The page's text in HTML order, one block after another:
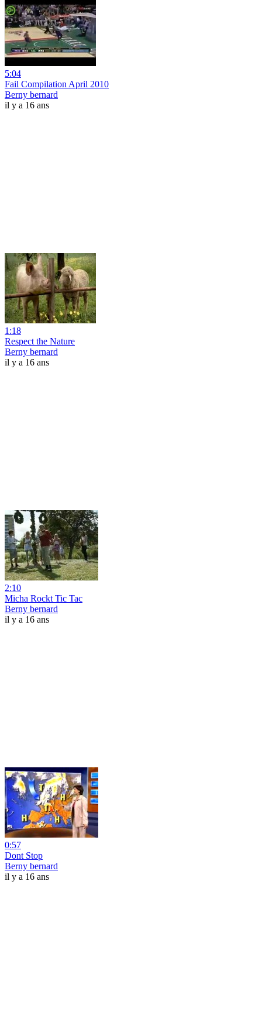
5:04
Fail Compilation April 2010
Berny bernard
il y a 16 ans
1:18
Respect the Nature
Berny bernard
il y a 16 ans
2:10
Micha Rockt Tic Tac
Berny bernard
il y a 16 ans
0:57
Dont Stop
Berny bernard
il y a 16 ans